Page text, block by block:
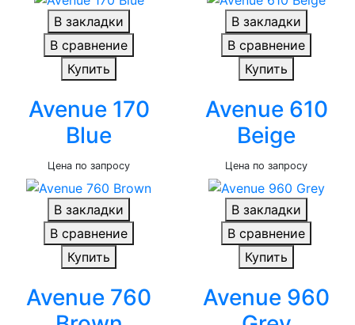
В закладки
В сравнение
Купить
Avenue 170
Blue
Цена по запросу
В закладки
В сравнение
Купить
Avenue 610
Beige
Цена по запросу
В закладки
В сравнение
Купить
Avenue 760
В закладки
В сравнение
Купить
Avenue 960